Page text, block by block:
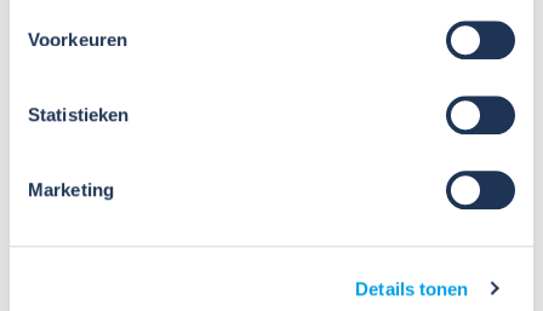
Voorkeuren
Statistieken
Marketing
Details tonen
VIB of WIK? Wat heb je nodig om
stoffen?
Veel organisaties hebben
Veiligheidsinformatiebladen (VIB's) of mini-VIB's
beschikbaar voor de gevaarlijke stoffen waarmee zij
daarmee voldoe je nog niet aan de verplichtingen